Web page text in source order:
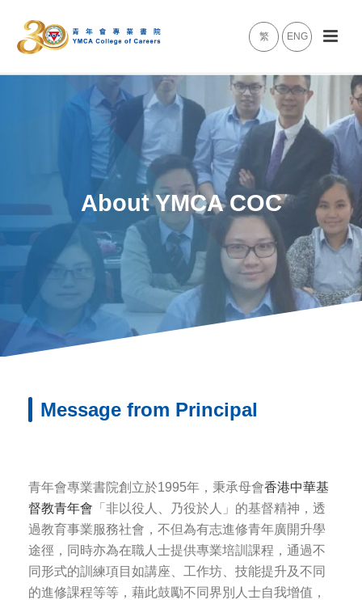
繁 ENG
About YMCA COC
Message from Principal
青年會專業書院創立於1995年，秉承母會香港中華基
督教青年會 「非以役人、乃役於人」的基督精神，透
過教育事業服務社會，不但為有志進修青年廣開升學
途徑，同時亦為在職人士提供專業培訓課程，通過不
同形式的訓練項目如講座、工作坊、技能提升及不同
的進修課程等等，藉此鼓勵不同界別人士自我增值，